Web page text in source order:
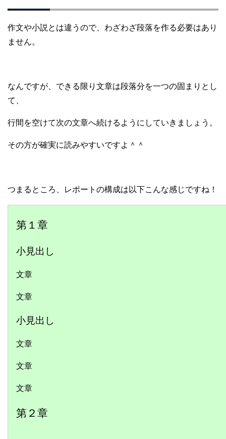
作文や小説とは違うので、わざわざ段落を作る必要はあり
ません。
なんですが、できる限り文章は段落分を一つの固まりとし
て、
行間を空けて次の文章へ続けるようにしていきましょう。
その方が確実に読みやすいですよ＾＾
つまるところ、レポートの構成は以下こんな感じですね！
第１章
小見出し
文章
文章
小見出し
文章
文章
文章
第２章